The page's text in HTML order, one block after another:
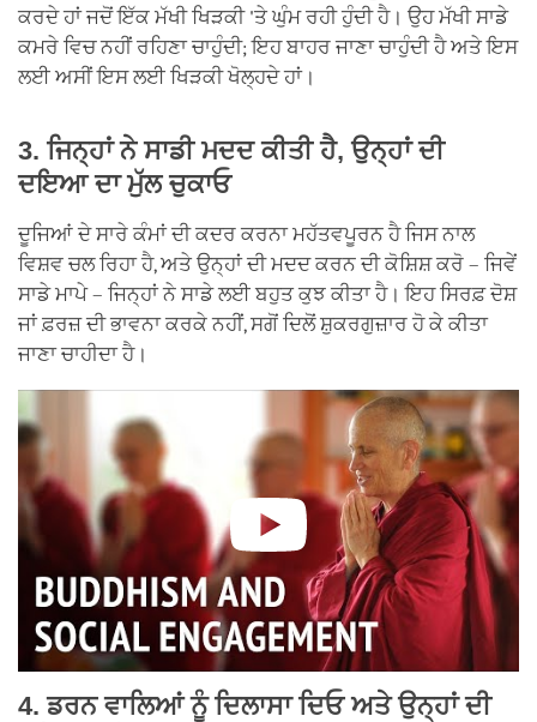
ਕਰਦੇ ਹਾਂ ਜਦੋਂ ਇੱਕ ਮੱਖੀ ਖਿੜਕੀ 'ਤੇ ਘੁੰਮ ਰਹੀ ਹੁੰਦੀ ਹੈ। ਉਹ ਮੱਖੀ ਸਾਡੇ
ਕਮਰੇ ਵਿਚ ਨਹੀਂ ਰਹਿਣਾ ਚਾਹੁੰਦੀ; ਇਹ ਬਾਹਰ ਜਾਣਾ ਚਾਹੁੰਦੀ ਹੈ ਅਤੇ ਇਸ
ਲਈ ਅਸੀਂ ਇਸ ਲਈ ਖਿੜਕੀ ਖੋਲ੍ਹਦੇ ਹਾਂ।
3. ਜਿਨ੍ਹਾਂ ਨੇ ਸਾਡੀ ਮਦਦ ਕੀਤੀ ਹੈ, ਉਨ੍ਹਾਂ ਦੀ
ਦਇਆ ਦਾ ਮੁੱਲ ਚੁਕਾਓ
ਦੂਜਿਆਂ ਦੇ ਸਾਰੇ ਕੰਮਾਂ ਦੀ ਕਦਰ ਕਰਨਾ ਮਹੱਤਵਪੂਰਨ ਹੈ ਜਿਸ ਨਾਲ
ਵਿਸ਼ਵ ਚਲ ਰਿਹਾ ਹੈ, ਅਤੇ ਉਨ੍ਹਾਂ ਦੀ ਮਦਦ ਕਰਨ ਦੀ ਕੋਸ਼ਿਸ਼ ਕਰੋ – ਜਿਵੇਂ
ਸਾਡੇ ਮਾਪੇ – ਜਿਨ੍ਹਾਂ ਨੇ ਸਾਡੇ ਲਈ ਬਹੁਤ ਕੁਝ ਕੀਤਾ ਹੈ। ਇਹ ਸਿਰਫ਼ ਦੋਸ਼
ਜਾਂ ਫ਼ਰਜ਼ ਦੀ ਭਾਵਨਾ ਕਰਕੇ ਨਹੀਂ, ਸਗੋਂ ਦਿਲੋਂ ਸ਼ੁਕਰਗੁਜ਼ਾਰ ਹੋ ਕੇ ਕੀਤਾ
ਜਾਣਾ ਚਾਹੀਦਾ ਹੈ।
4. ਡਰਨ ਵਾਲਿਆਂ ਨੂੰ ਦਿਲਾਸਾ ਦਿਓ ਅਤੇ ਉਨ੍ਹਾਂ ਦੀ